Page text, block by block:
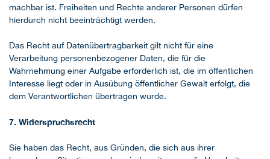
machbar ist. Freiheiten und Rechte anderer Personen dürfen
hierdurch nicht beeinträchtigt werden.
Das Recht auf Datenübertragbarkeit gilt nicht für eine
Verarbeitung personenbezogener Daten, die für die
Wahrnehmung einer Aufgabe erforderlich ist, die im öffentlichen
Interesse liegt oder in Ausübung öffentlicher Gewalt erfolgt, die
dem Verantwortlichen übertragen wurde.
7. Widerspruchsrecht
Sie haben das Recht, aus Gründen, die sich aus ihrer